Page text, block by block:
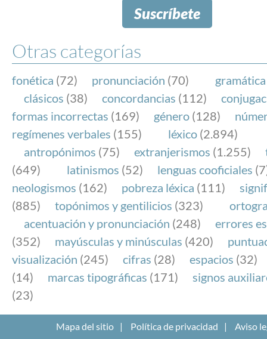
Suscríbete
Otras categorías
fonética (72) pronunciación (70) gramática
clásicos (38) concordancias (112)
formas incorrectas (169) género (128)
regímenes verbales (155) léxico (2.894)
antropónimos (75) extranjerismos (1.255)
(649)
latinismos (52) lenguas cooficiales
neologismos (162) pobreza léxica (111)
(885)
topónimos y gentilicios (323)
acentuación y pronunciación (248)
errores
(352)
mayúsculas y minúsculas (420)
visualización (245) cifras (28) espacios (32)
(14)
marcas tipográficas (171)
signos
(23)
Mapa del sitio Política de privacidad Aviso